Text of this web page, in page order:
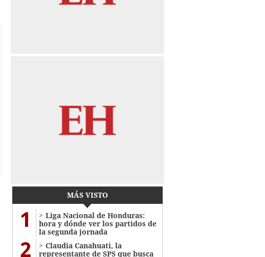
MÁS VISTO
1
Liga Nacional de Honduras:
hora y dónde ver los partidos de
la segunda jornada
2
Claudia Canahuati, la
representante de SPS que busca